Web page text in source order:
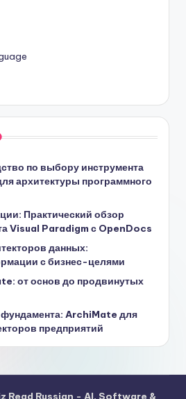
по выбору инструмента
архитектуры программного
Практический обзор
Visual Paradigm с OpenDocs
данных:
с бизнес-целями
от основ до продвинутых
ArchiMate для
предприятий
Read Russian - AI, Software &